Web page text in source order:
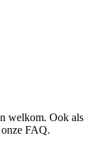
welkom. Ook als
FAQ.